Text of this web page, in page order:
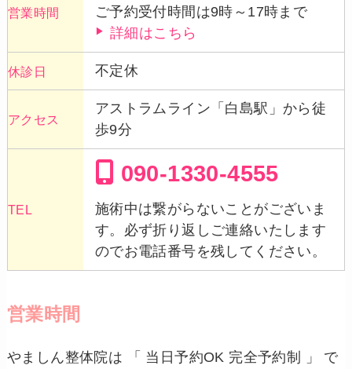
営業時間
ご予約受付時間は9時～17時まで
詳細はこちら
休診日 不定休
アクセス
アストラムライン「白島駅」から徒
歩9分
TEL
090-1330-4555
施術中は繋がらないことがございま
す。必ず折り返しご連絡いたします
のでお電話番号を残してください。
営業時間
やましん整体院は 「 当日予約OK 完全予約制 」 で